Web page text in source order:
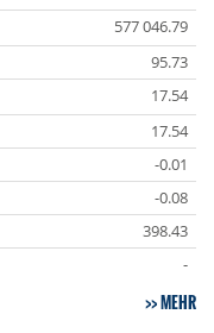
577 046.79
95.73
17.54
17.54
-0.01
-0.08
398.43
-
MEHR